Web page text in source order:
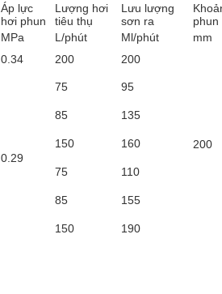
Áp lực
hơi phun
Lượng hơi
tiêu thụ
Lưu lượng
sơn ra
phun
MPa L/phút Ml/phút
mm
0.34 200 200
200
0.29
75 95
85 135
150 160
75 110
85 155
150 190